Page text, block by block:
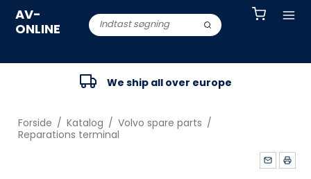
AV-
ONLINE
We ship all over europe
Forside / Katalog / Volvo spare parts /
Reparations terminal